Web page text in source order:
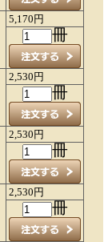
5,170円
冊
2,530円
冊
2,530円
冊
2,530円
冊